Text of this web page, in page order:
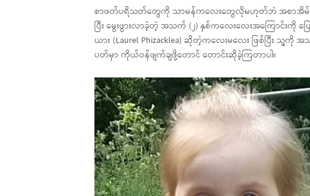
စာဖတ်ပရိသတ်တွေကို သာမန်ကလေးတွေလိုမဟုတ်ဘဲ အစာအိမ်၊
ပြီး မွေးဖွားလာခဲ့တဲ့ အသက် (၂) နှစ်ကလေးလေးအကြောင်းကို
ယား (Laurel Phizacklea) ဆိုတဲ့ကလေးမလေး ဖြစ်ပြီး
ပတ်မှာ ကိုယ်ဝန်ဖျက်ချဖို့တောင် တောင်းဆိုခဲ့ကြတာပါ။